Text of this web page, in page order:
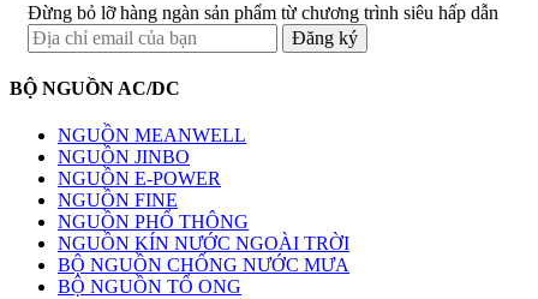
Đừng bỏ lỡ hàng ngàn sản phẩm từ chương trình siêu hấp dẫn
BỘ NGUỒN AC/DC
NGUỒN MEANWELL
NGUỒN JINBO
NGUỒN E-POWER
NGUỒN FINE
NGUỒN PHỔ THÔNG
NGUỒN KÍN NƯỚC NGOÀI TRỜI
BỘ NGUỒN CHỐNG NƯỚC MƯA
BỘ NGUỒN TỔ ONG